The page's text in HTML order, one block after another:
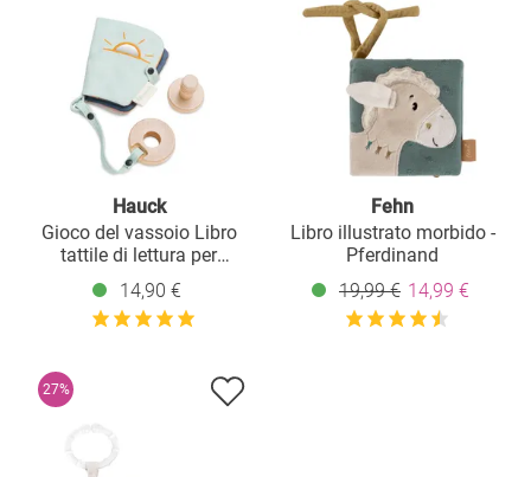
Hauck
Gioco del vassoio Libro
tattile di lettura per
seggiolone Alpha+, Beta+ e
Arketa - Animali
14,90 €
Fehn
Libro illustrato morbido -
Pferdinand
19,99 € 14,99 €
27%